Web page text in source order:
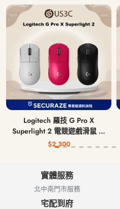
Logitech 羅技 G Pro X
Superlight 2 電競遊戲滑鼠 無
線滑鼠
$2,300
實體服務
北中南門市服務
宅配到府